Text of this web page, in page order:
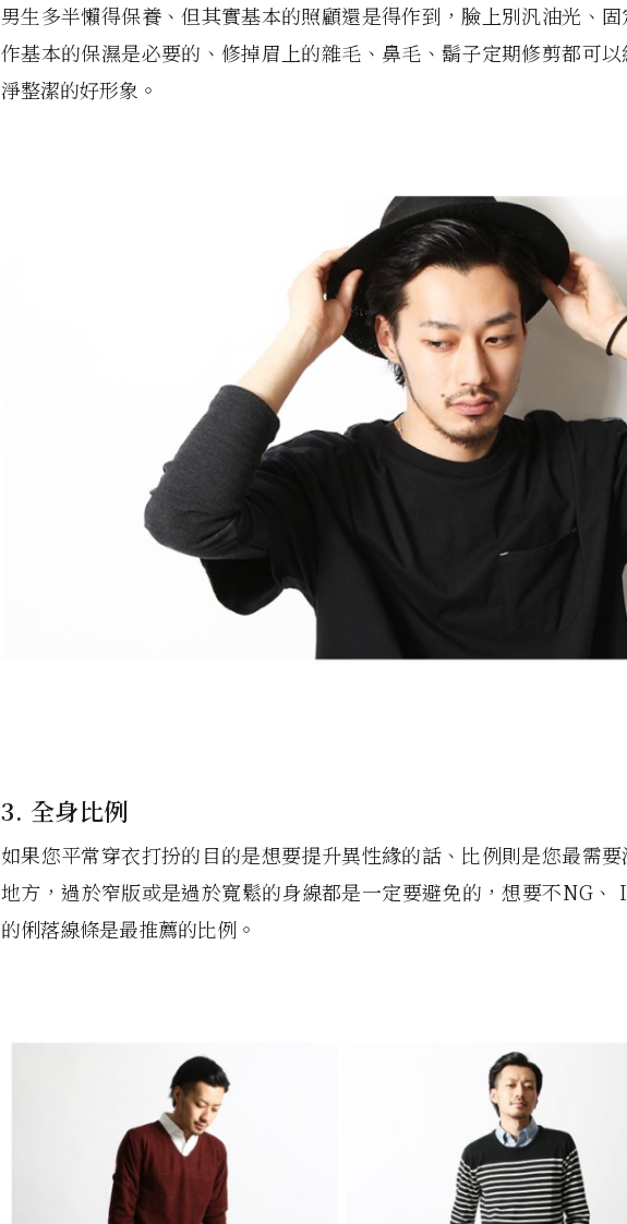
男生多半懶得保養、但其實基本的照顧還是得作到，臉上別汎油光、
作基本的保濕是必要的、修掉眉上的雜毛、鼻毛、鬍子定期修剪都可
淨整潔的好形象。
3. 全身比例
如果您平常穿衣打扮的目的是想要提升異性緣的話、比例則是您最需要
地方，過於窄版或是過於寬鬆的身線都是一定要避免的，想要不NG、
的俐落線條是最推薦的比例。